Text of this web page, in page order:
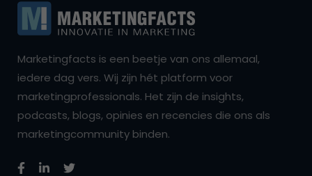
Marketingfacts is een beetje van ons allemaal,
iedere dag vers. Wij zijn hét platform voor
marketingprofessionals. Het zijn de insights,
podcasts, blogs, opinies en recencies die ons als
marketingcommunity binden.